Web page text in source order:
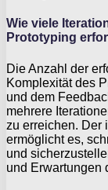
Wie viele
Prototyping
Die Anzahl der
Komplexität des
und dem
mehrere
zu erreichen. Der
ermöglicht es,
und
und Erwartungen